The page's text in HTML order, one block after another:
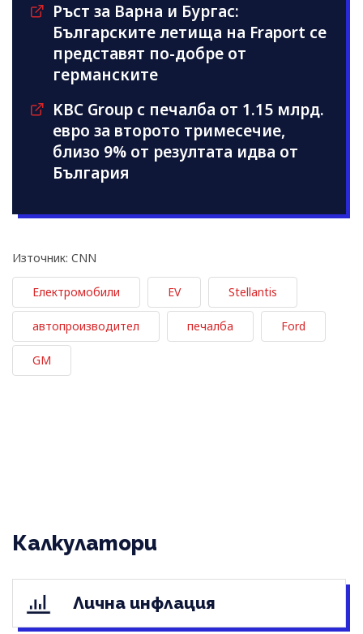
Ръст за Варна и Бургас:
Българските летища на Fraport се
представят по-добре от
германските
KBC Group с печалба от 1.15 млрд.
евро за второто тримесечие,
близо 9% от резултата идва от
България
Източник: CNN
Електромобили EV Stellantis
автопроизводител печалба Ford
GM
Калкулатори
Лична инфлация